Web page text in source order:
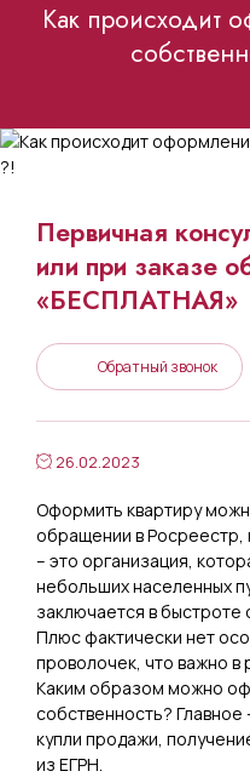
Как происходит
Первичная
или при заказе
«БЕСПЛАТНАЯ»
Обратный звонок
26.02.2023
Оформить квартиру
обращении в
– это организация,
небольших населенных
заключается в
Плюс фактически нет
проволочек, что важно
Каким образом можно
собственность?
купли продажи,
из ЕГРН.